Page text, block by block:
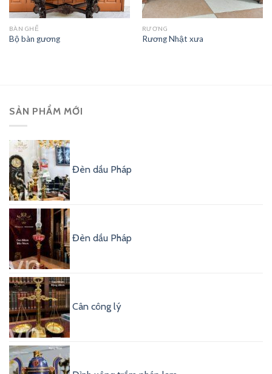
BÀN GHẾ
Bộ bàn gương
RƯƠNG
Rương Nhật xưa
SẢN PHẨM MỚI
Đèn dầu Pháp
Đèn dầu Pháp
Cân công lý